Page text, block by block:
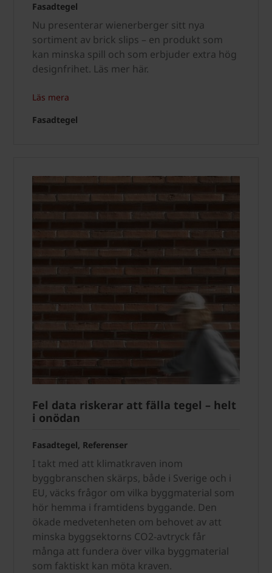
Fasadtegel
Nu presenterar wienerberger sitt nya
sortiment av brick slips – en produkt som
kan minska spill och som erbjuder extra hög
designfrihet. Läs mer här.
Läs mera
Fasadtegel
Fel data riskerar att fälla tegel – helt
i onödan
Fasadtegel, Referenser
I takt med att klimatkraven inom
byggbranschen skärps, både i Sverige och i
EU, väcks frågor om vilka byggmaterial som
hör hemma i framtidens byggande. Den
ökade medvetenheten om behovet av att
minska byggsektorns CO2-avtryck får
många att fundera över vilka byggmaterial
som faktiskt kan möta kraven.